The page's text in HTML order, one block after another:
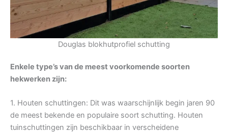
Douglas blokhutprofiel schutting
Enkele type’s van de meest voorkomende soorten
hekwerken zijn:
1. Houten schuttingen: Dit was waarschijnlijk begin jaren 90
de meest bekende en populaire soort schutting. Houten
tuinschuttingen zijn beschikbaar in verscheidene